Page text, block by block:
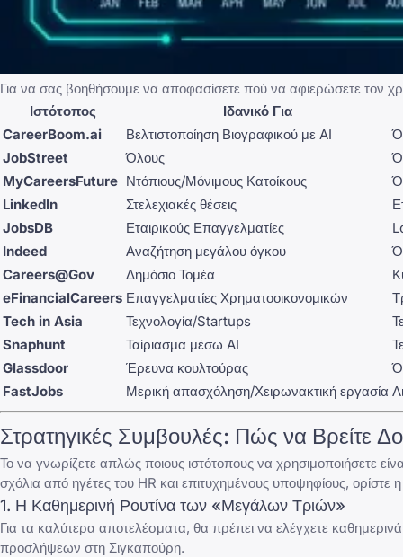
Για να σας βοηθήσουμε να αποφασίσετε πού να αφιερώσετε τον
Ιστότοπος
Ιδανικό Για
CareerBoom.ai
Βελτιστοποίηση Βιογραφικού με AI
JobStreet
Όλους
MyCareersFuture Ντόπιους/Μόνιμους Κατοίκους
LinkedIn
Στελεχιακές θέσεις
JobsDB
Εταιρικούς Επαγγελματίες
Indeed
Αναζήτηση μεγάλου όγκου
Careers@Gov
Δημόσιο Τομέα
eFinancialCareers Επαγγελματίες Χρηματοοικονομικών
Tech in Asia
Τεχνολογία/Startups
Snaphunt
Ταίριασμα μέσω AI
Glassdoor
Έρευνα κουλτούρας
FastJobs
Μερική απασχόληση/Χειρωνακτική εργασία
Στρατηγικές Συμβουλές: Πώς να Βρείτε
Το να γνωρίζετε απλώς ποιους ιστότοπους να χρησιμοποιήσετε
σχόλια από ηγέτες του HR και επιτυχημένους υποψηφίους,
1. Η Καθημερινή Ρουτίνα των «Μεγάλων Τριών»
Για τα καλύτερα αποτελέσματα, θα πρέπει να ελέγχετε
προσλήψεων στη Σιγκαπούρη.